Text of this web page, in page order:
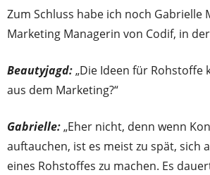
Zum Schluss habe ich noch Gabrielle
Marketing Managerin von Codif, in
Beautyjagd:„Die Ideen für Rohstoffe
aus dem Marketing?“
Gabrielle:„Eher nicht, denn wenn
auftauchen, ist es meist zu spät, sich
eines Rohstoffes zu machen. Es